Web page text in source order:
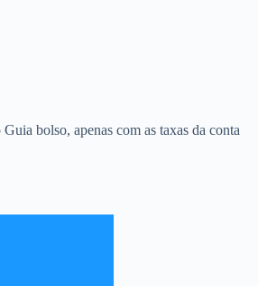
bolso, apenas com as taxas da conta